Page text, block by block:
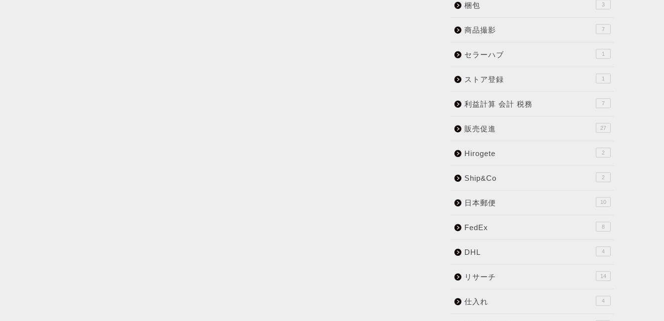
梱包 3
商品撮影 7
セラーハブ 1
ストア登録 1
利益計算 会計 税務 7
販売促進 27
Hirogete 2
Ship&Co 2
日本郵便 10
FedEx 8
DHL 4
リサーチ 14
仕入れ 4